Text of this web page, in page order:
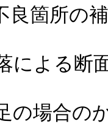
良箇所の
による断
の場合の